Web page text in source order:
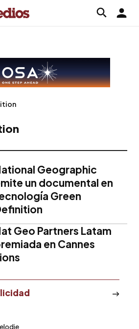
Geographic
un documental en
Green
Geo Partners Latam
en Cannes